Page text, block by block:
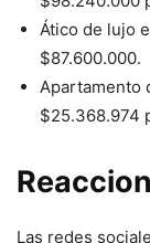
Ático de lujo
$87.600.000.
Apartamento
$25.368.974
Las redes